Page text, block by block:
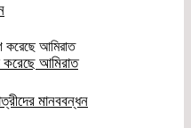
করেছে আমিরাত
মানববন্ধন